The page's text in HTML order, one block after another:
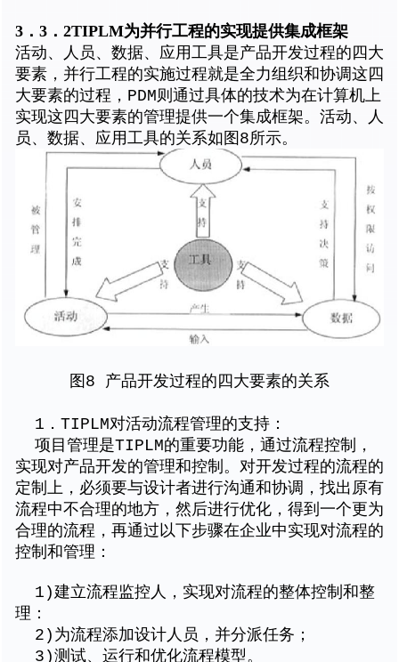
3．3．2TIPLM为并行工程的实现提供集成框架
活动、人员、数据、应用工具是产品开发过程的四大
要素，并行工程的实施过程就是全力组织和协调这四
大要素的过程，PDM则通过具体的技术为在计算机上
实现这四大要素的管理提供一个集成框架。活动、人
员、数据、应用工具的关系如图8所示。
图8 产品开发过程的四大要素的关系
1．TIPLM对活动流程管理的支持：
项目管理是TIPLM的重要功能，通过流程控制，
实现对产品开发的管理和控制。对开发过程的流程的
定制上，必须要与设计者进行沟通和协调，找出原有
流程中不合理的地方，然后进行优化，得到一个更为
合理的流程，再通过以下步骤在企业中实现对流程的
控制和管理：
1)建立流程监控人，实现对流程的整体控制和整
理：
2)为流程添加设计人员，并分派任务；
3)测试、运行和优化流程模型。